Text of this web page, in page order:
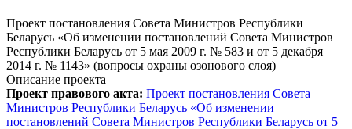
Проект постановления Совета Министров Республики
Беларусь «Об изменении постановлений Совета Министров
Республики Беларусь от 5 мая 2009 г. № 583 и от 5 декабря
2014 г. № 1143» (вопросы охраны озонового слоя)
Описание проекта
Проект правового акта: Проект постановления Совета
Министров Республики Беларусь «Об изменении
постановлений Совета Министров Республики Беларусь от 5